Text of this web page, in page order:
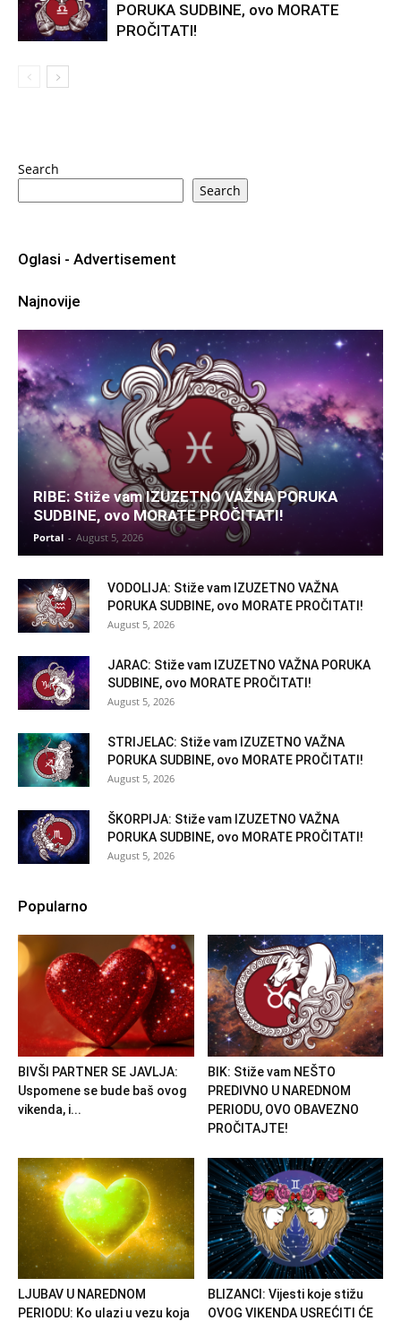
PORUKA SUDBINE, ovo MORATE
PROČITATI!
Search
Search
Oglasi - Advertisement
Najnovije
RIBE: Stiže vam IZUZETNO VAŽNA PORUKA
SUDBINE, ovo MORATE PROČITATI!
Portal - August 5, 2026
VODOLIJA: Stiže vam IZUZETNO VAŽNA
PORUKA SUDBINE, ovo MORATE PROČITATI!
August 5, 2026
JARAC: Stiže vam IZUZETNO VAŽNA PORUKA
SUDBINE, ovo MORATE PROČITATI!
August 5, 2026
STRIJELAC: Stiže vam IZUZETNO VAŽNA
PORUKA SUDBINE, ovo MORATE PROČITATI!
August 5, 2026
ŠKORPIJA: Stiže vam IZUZETNO VAŽNA
PORUKA SUDBINE, ovo MORATE PROČITATI!
August 5, 2026
Popularno
BIVŠI PARTNER SE JAVLJA:
Uspomene se bude baš ovog
vikenda, i...
BIK: Stiže vam NEŠTO
PREDIVNO U NAREDNOM
PERIODU, OVO OBAVEZNO
PROČITAJTE!
LJUBAV U NAREDNOM
PERIODU: Ko ulazi u vezu koja
BLIZANCI: Vijesti koje stižu
OVOG VIKENDA USREĆITI ĆE